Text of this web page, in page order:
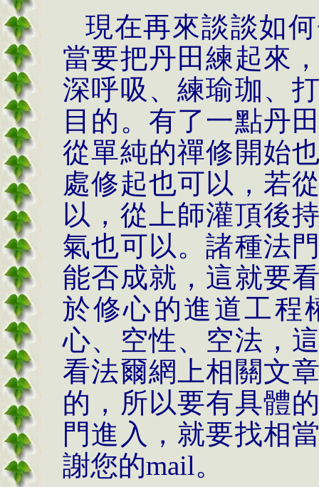
現在再來談談如
當要把丹田練起來
深呼吸、練瑜珈、
目的。有了一點丹
從單純的禪修開始
處修起也可以，若
以，從上師灌頂後
氣也可以。諸種法
能否成就，這就要
於修心的進道工程
心、空性、空法，
看法爾網上相關文
的，所以要有具體
門進入，就要找相
謝您的mail。